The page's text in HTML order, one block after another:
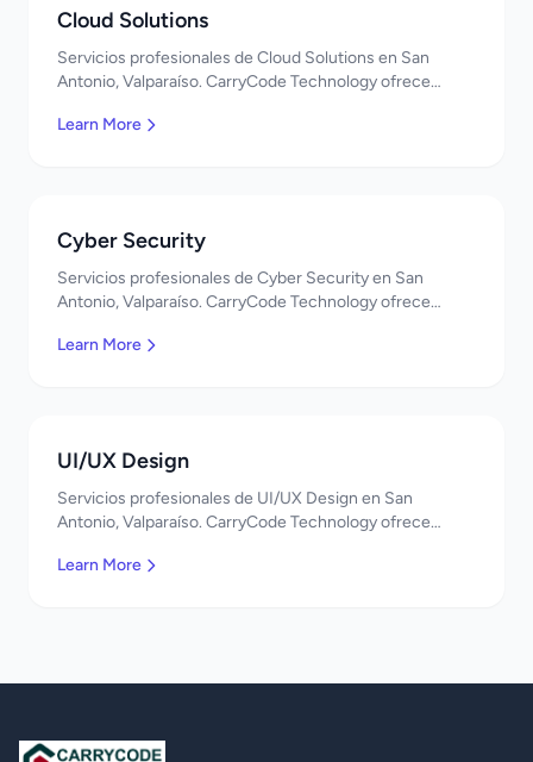
Cloud Solutions
Servicios profesionales de Cloud Solutions en San
Antonio, Valparaíso. CarryCode Technology ofrece
Learn More
Cyber Security
Servicios profesionales de Cyber Security en San
Antonio, Valparaíso. CarryCode Technology ofrece
Learn More
UI/UX Design
Servicios profesionales de UI/UX Design en San
Antonio, Valparaíso. CarryCode Technology ofrece
Learn More